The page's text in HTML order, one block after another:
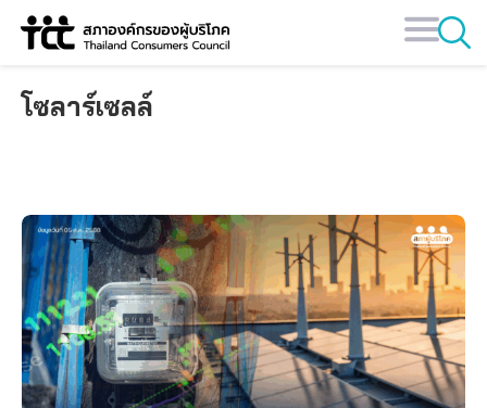
Skip
โซลาร์เซลล์